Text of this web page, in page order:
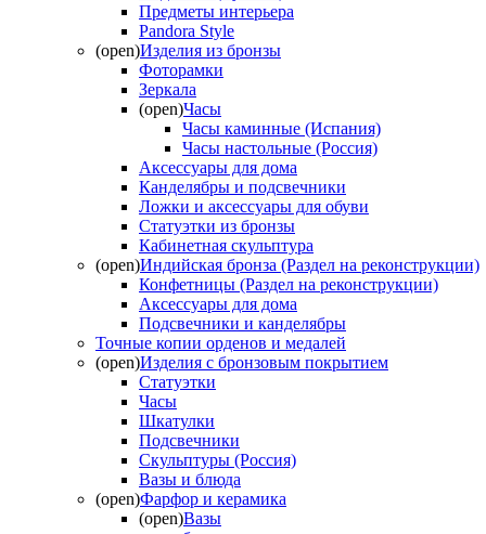
Предметы интерьера
Pandora Style
(open)Изделия из бронзы
Фоторамки
Зеркала
(open)Часы
Часы каминные (Испания)
Часы настольные (Россия)
Аксессуары для дома
Канделябры и подсвечники
Ложки и аксессуары для обуви
Статуэтки из бронзы
Кабинетная скульптура
(open)Индийская бронза (Раздел на реконструкции)
Конфетницы (Раздел на реконструкции)
Аксессуары для дома
Подсвечники и канделябры
Точные копии орденов и медалей
(open)Изделия с бронзовым покрытием
Статуэтки
Часы
Шкатулки
Подсвечники
Скульптуры (Россия)
Вазы и блюда
(open)Фарфор и керамика
(open)Вазы